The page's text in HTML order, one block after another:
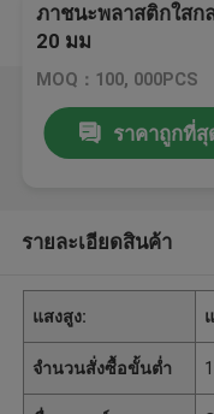
ภาชนะพลาสติกใสก
20 มม
MOQ：100, 000PCS
ราคาถูกที่สุ
รายละเอียดสินค้า
แสงสูง:
จำนวนสั่งซื้อขั้นต่ำ